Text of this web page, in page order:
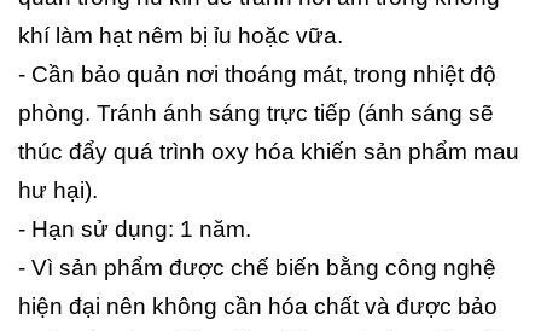
khí làm hạt nêm bị ỉu hoặc vữa.
- Cần bảo quản nơi thoáng mát, trong nhiệt độ
phòng. Tránh ánh sáng trực tiếp (ánh sáng sẽ
thúc đẩy quá trình oxy hóa khiến sản phẩm mau
hư hại).
- Hạn sử dụng: 1 năm.
- Vì sản phẩm được chế biến bằng công nghệ
hiện đại nên không cần hóa chất và được bảo